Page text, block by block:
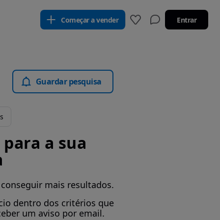
Começar a vender Entrar
Guardar pesquisa
a sua
mais resultados.
dentro dos critérios que
um aviso por email.